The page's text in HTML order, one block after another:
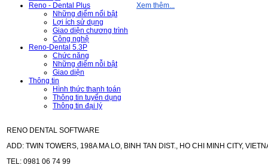
Reno - Dental Plus
Những điểm nổi bật
Lợi ích sử dụng
Giao diện chương trình
Công nghệ
Reno-Dental 5.3P
Chức năng
Những điểm nỗi bật
Giao diện
Thông tin
Hình thức thanh toán
Thông tin tuyển dụng
Thông tin đại lý
Xem thêm...
RENO DENTAL SOFTWARE
ADD: TWIN TOWERS, 198A MA LO, BINH TAN DIST., HO CHI MINH CITY,
TEL: 0981 06 74 99